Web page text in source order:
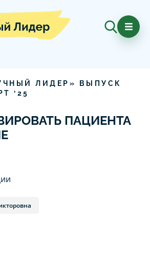
ЛИДЕР» ВЫПУСК
‘ 25
ПАЦИЕНТА